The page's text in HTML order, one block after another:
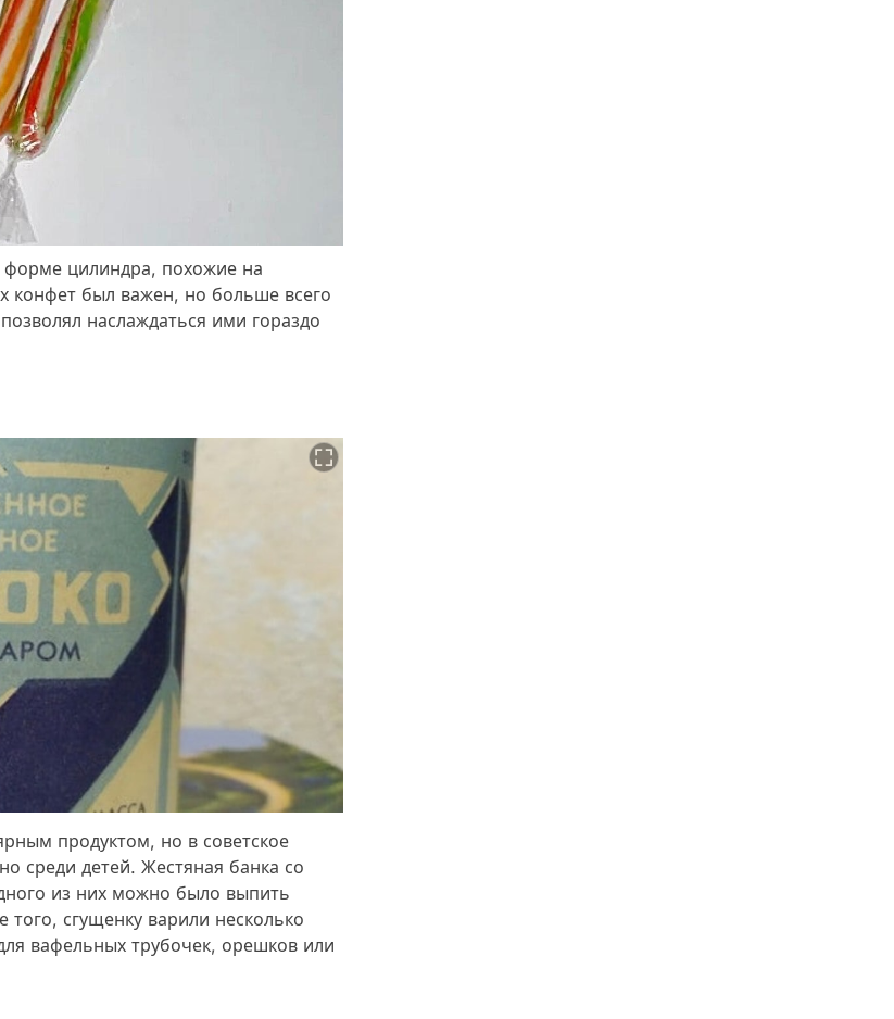
форме цилиндра, похожие на
конфет был важен, но больше всего
наслаждаться ими гораздо
продуктом, но в советское
среди детей. Жестяная банка со
из них можно было выпить
сгущенку варили несколько
вафельных трубочек, орешков или